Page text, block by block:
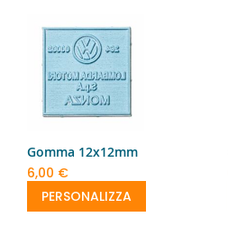
Gomma 12x12mm
6,00 €
PERSONALIZZA